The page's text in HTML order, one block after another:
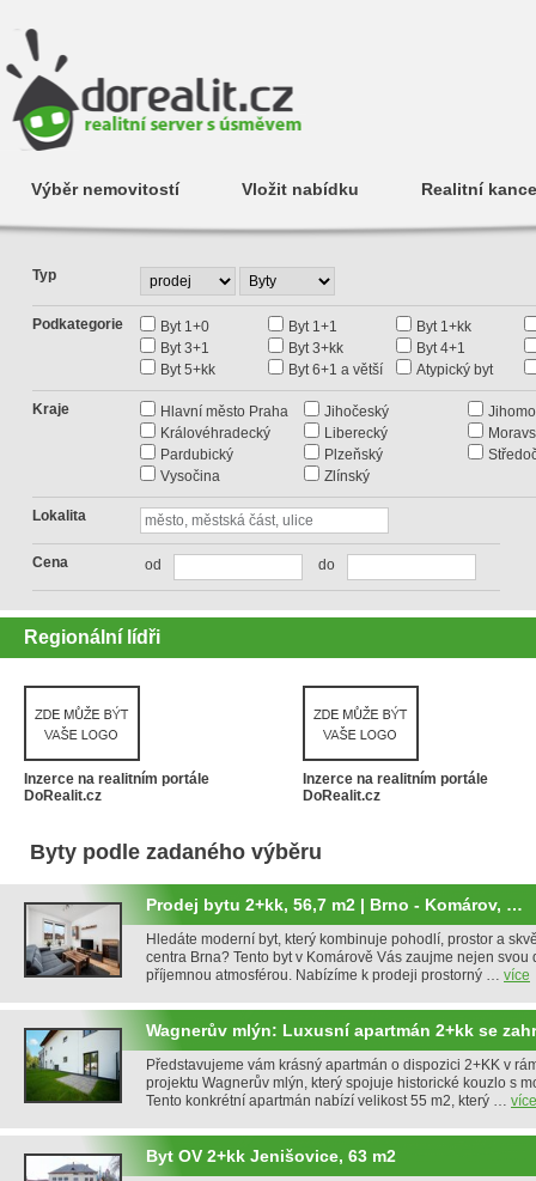
Výběr nemovitostí Vložit nabídku Realitní
Typ
Podkategorie Byt 1+0 Byt 1+1
Byt 1+kk
Byt 3+1
Byt 3+kk
Byt 4+1
Byt 5+kk
Byt 6+1 a větší Atypický byt
Kraje Hlavní město Praha Jihočeský
Královéhradecký
Liberecký
Pardubický
Plzeňský
Vysočina
Zlínský
Lokalita
Cena od do
Regionální lídři
Inzerce na realitním portále
DoRealit.cz
Inzerce na realitním portále
DoRealit.cz
Byty podle zadaného výběru
Prodej bytu 2+kk, 56,7 m2 | Brno - Komárov, …
Hledáte moderní byt, který kombinuje pohodlí, prostor a
centra Brna? Tento byt v Komárově Vás zaujme nejen svou
příjemnou atmosférou. Nabízíme k prodeji prostorný … více
Wagnerův mlýn: Luxusní apartmán 2+kk se
Představujeme vám krásný apartmán o dispozici 2+KK v
projektu Wagnerův mlýn, který spojuje historické kouzlo s
Tento konkrétní apartmán nabízí velikost 55 m2, který … více
Byt OV 2+kk Jenišovice, 63 m2